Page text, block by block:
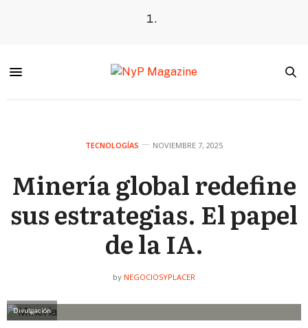
TECNOLOGÍAS NOVIEMBRE 7, 2025
Minería global redefine
sus estrategias. El papel
de la IA.
by NEGOCIOSYPLACER
Divulgación